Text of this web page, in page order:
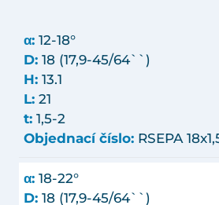
α: 12-18°
D: 18 (17,9-45/64``)
H: 13.1
L: 21
t: 1,5-2
Objednací číslo: RSEPA
α: 18-22°
D: 18 (17,9-45/64``)